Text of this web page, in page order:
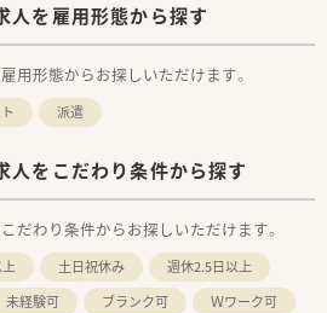
人を雇用形態から探す
用形態からお探しいただけます。
派遣
人をこだわり条件から探す
だわり条件からお探しいただけます。
土日祝休み
週休2.5日以上
未経験可 ブランク可
Ｗワーク可